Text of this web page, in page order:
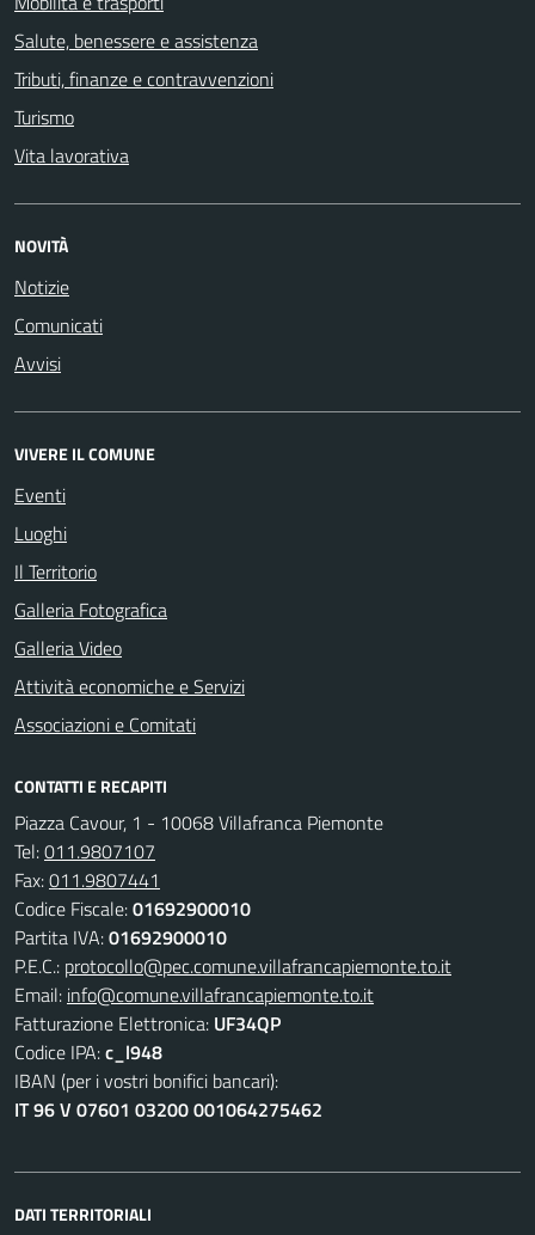
Salute, benessere e assistenza
Tributi, finanze e contravvenzioni
Turismo
Vita lavorativa
NOVITÀ
Notizie
Comunicati
Avvisi
VIVERE IL COMUNE
Eventi
Luoghi
Il Territorio
Galleria Fotografica
Galleria Video
Attività economiche e Servizi
Associazioni e Comitati
CONTATTI E RECAPITI
Piazza Cavour, 1 - 10068 Villafranca Piemonte
Tel:011.9807107
Fax:011.9807441
Codice Fiscale:01692900010
Partita IVA:01692900010
P.E.C.: protocollo@pec.comune.villafrancapiemonte.to.it
Email: info@comune.villafrancapiemonte.to.it
Fatturazione Elettronica: UF34QP
Codice IPA:c_l948
IBAN (per i vostri bonifici bancari):
IT 96 V 07601 03200 001064275462
DATI TERRITORIALI